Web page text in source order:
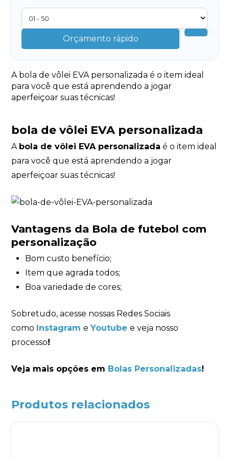
Orçamento rápido
A bola de vôlei EVA personalizada é o item ideal
para você que está aprendendo a jogar
aperfeiçoar suas técnicas!
bola de vôlei EVA personalizada
A bola de vôlei EVA personalizada é o item ideal
para você que está aprendendo a jogar
aperfeiçoar suas técnicas!
Vantagens da Bola de futebol com
personalização
Bom custo benefício;
Item que agrada todos;
Boa variedade de cores;
Sobretudo, acesse nossas Redes Sociais
como Instagram eYoutube e veja nosso
processo!
Veja mais opções em Bolas Personalizadas!
Produtos relacionados